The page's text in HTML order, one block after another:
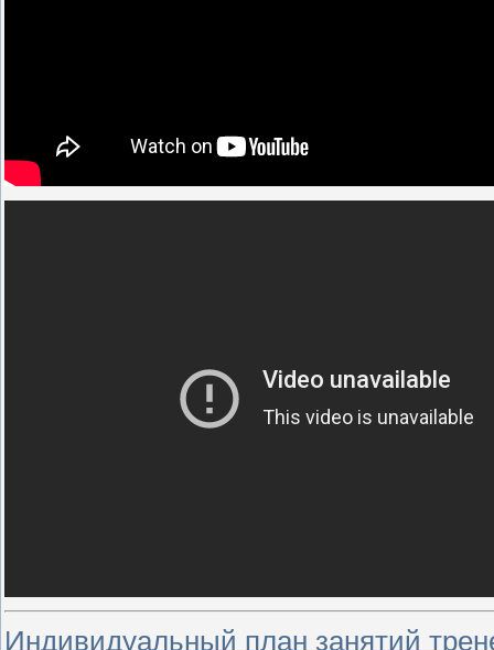
Индивидуальный план занятий